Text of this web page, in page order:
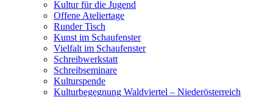
Kultur für die Jugend
Offene Ateliertage
Runder Tisch
Kunst im Schaufenster
Vielfalt im Schaufenster
Schreibwerkstatt
Schreibseminare
Kulturspende
Kulturbegegnung Waldviertel – Niederösterreich